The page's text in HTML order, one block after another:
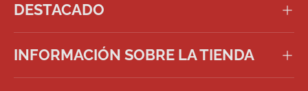
DESTACADO
INFORMACIÓN SOBRE LA TIENDA